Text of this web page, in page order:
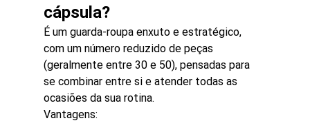
cápsula?
É um guarda-roupa enxuto e estratégico,
com um número reduzido de peças
(geralmente entre 30 e 50), pensadas para
se combinar entre si e atender todas as
ocasiões da sua rotina.
Vantagens: